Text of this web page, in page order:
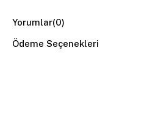
Yorumlar(0)
Ödeme Seçenekleri